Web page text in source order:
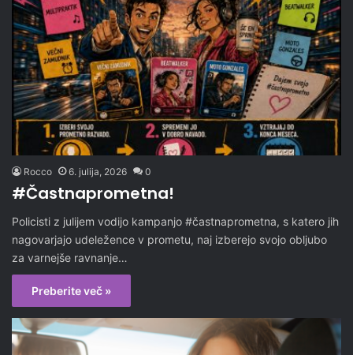
Rocco 6. julija, 2026 0
#Častnaprometna!
Policisti z julijem vodijo kampanjo #častnaprometna, s katero jih
nagovarjajo udeležence v prometu, naj izberejo svojo obljubo
za varnejše ravnanje…
Preberite več »